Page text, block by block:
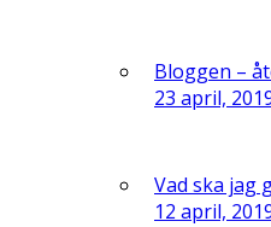
Bloggen –
23 april,
Vad ska jag
12 april,